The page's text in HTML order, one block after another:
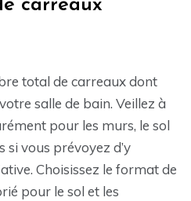
carreaux
total de carreaux dont
salle de bain. Veillez à
pour les murs, le sol
vous prévoyez d’y
Choisissez le format de
pour le sol et les